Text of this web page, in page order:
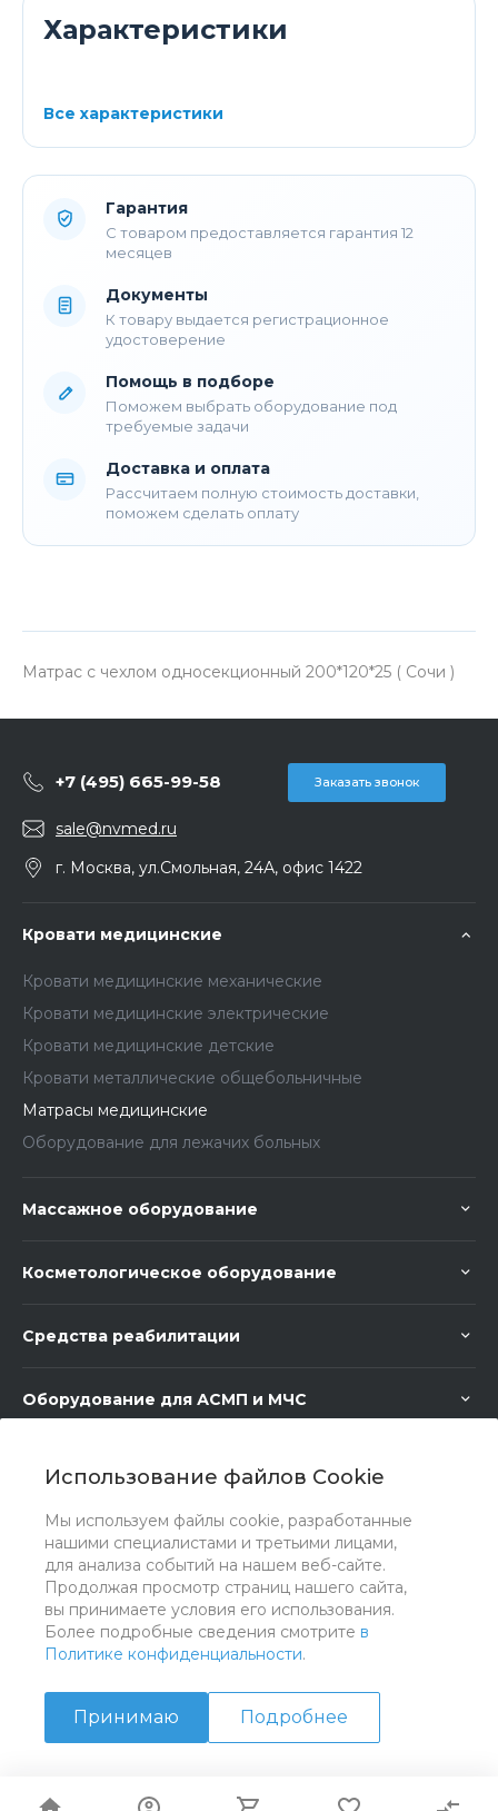
Использование файлов Cookie
Мы используем файлы cookie, разработанные
нашими специалистами и третьими лицами,
для анализа событий на нашем веб-сайте.
Продолжая просмотр страниц нашего сайта,
вы принимаете условия его использования.
Более подробные сведения смотрите в
Политике конфиденциальности.
Принимаю Подробнее
Характеристики
Все характеристики
Гарантия
С товаром предоставляется гарантия 12
месяцев
Документы
К товару выдается регистрационное
удостоверение
Помощь в подборе
Поможем выбрать оборудование под
требуемые задачи
Доставка и оплата
Рассчитаем полную стоимость доставки,
поможем сделать оплату
Матрас с чехлом односекционный 200*120*25 ( Сочи )
+7 (495) 665-99-58 Заказать звонок
sale@nvmed.ru
г. Москва, ул.Смольная, 24А, офис 1422
Кровати медицинские
Кровати медицинские механические
Кровати медицинские электрические
Кровати медицинские детские
Кровати металлические общебольничные
Матрасы медицинские
Оборудование для лежачих больных
Массажное оборудование
Косметологическое оборудование
Средства реабилитации
Оборудование для АСМП и МЧС
Медицинская мебель